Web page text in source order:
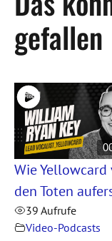
gefallen
Wie Yellowcard
den Toten
39 Aufrufe
Video-Podcasts